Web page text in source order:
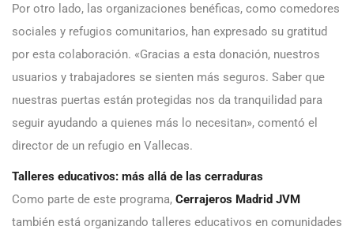
Por otro lado, las organizaciones benéficas, como comedores
sociales y refugios comunitarios, han expresado su gratitud
por esta colaboración. «Gracias a esta donación, nuestros
usuarios y trabajadores se sienten más seguros. Saber que
nuestras puertas están protegidas nos da tranquilidad para
seguir ayudando a quienes más lo necesitan», comentó el
director de un refugio en Vallecas.
Talleres educativos: más allá de las cerraduras
Como parte de este programa, Cerrajeros Madrid JVM
también está organizando talleres educativos en comunidades